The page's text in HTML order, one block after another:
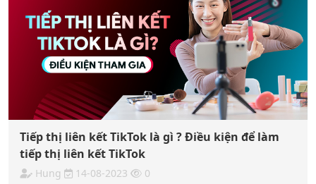
Tiếp thị liên kết TikTok là gì ? Điều kiện để làm
tiếp thị liên kết TikTok
Hung 14-08-2023 0